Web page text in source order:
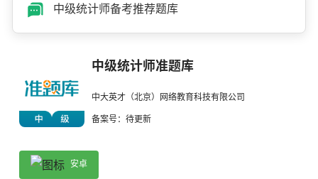
中级统计师备考推荐题库
中级统计师准题库
中大英才（北京）网络教育科技有限公司
备案号：待更新
安卓